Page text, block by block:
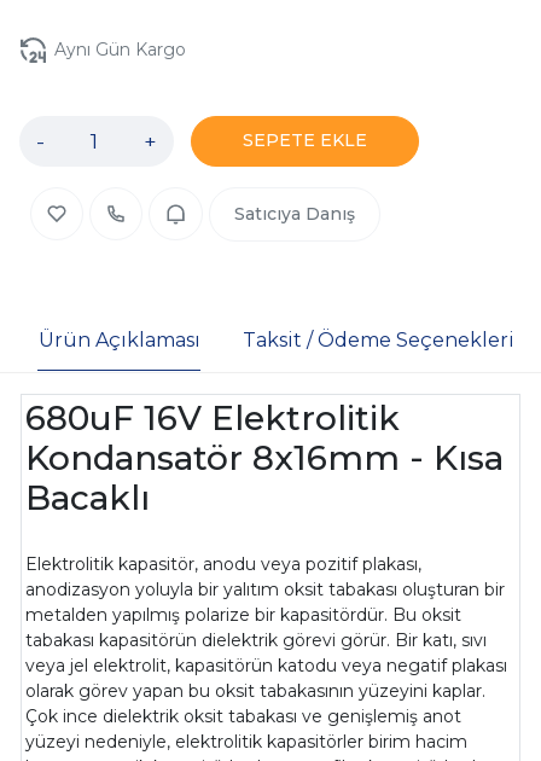
Aynı Gün Kargo
- + SEPETE EKLE
Satıcıya Danış
Ürün Açıklaması Taksit / Ödeme Seçenekleri
680uF 16V Elektrolitik
Kondansatör 8x16mm - Kısa
Bacaklı
Elektrolitik kapasitör, anodu veya pozitif plakası,
anodizasyon yoluyla bir yalıtım oksit tabakası oluşturan bir
metalden yapılmış polarize bir kapasitördür. Bu oksit
tabakası kapasitörün dielektrik görevi görür. Bir katı, sıvı
veya jel elektrolit, kapasitörün katodu veya negatif plakası
olarak görev yapan bu oksit tabakasının yüzeyini kaplar.
Çok ince dielektrik oksit tabakası ve genişlemiş anot
yüzeyi nedeniyle, elektrolitik kapasitörler birim hacim